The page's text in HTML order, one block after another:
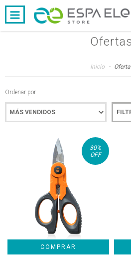
Ofertas
Inicio -
Ordenar por
30%
OFF